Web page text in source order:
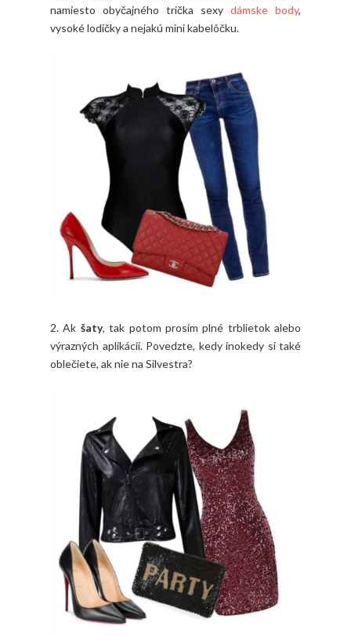
namiesto obyčajného trička sexy dámske body,
vysoké lodičky a nejakú mini kabelôčku.
2. Ak šaty, tak potom prosím plné trblietok alebo
výrazných aplikácií. Povedzte, kedy inokedy si také
oblečiete, ak nie na Silvestra?